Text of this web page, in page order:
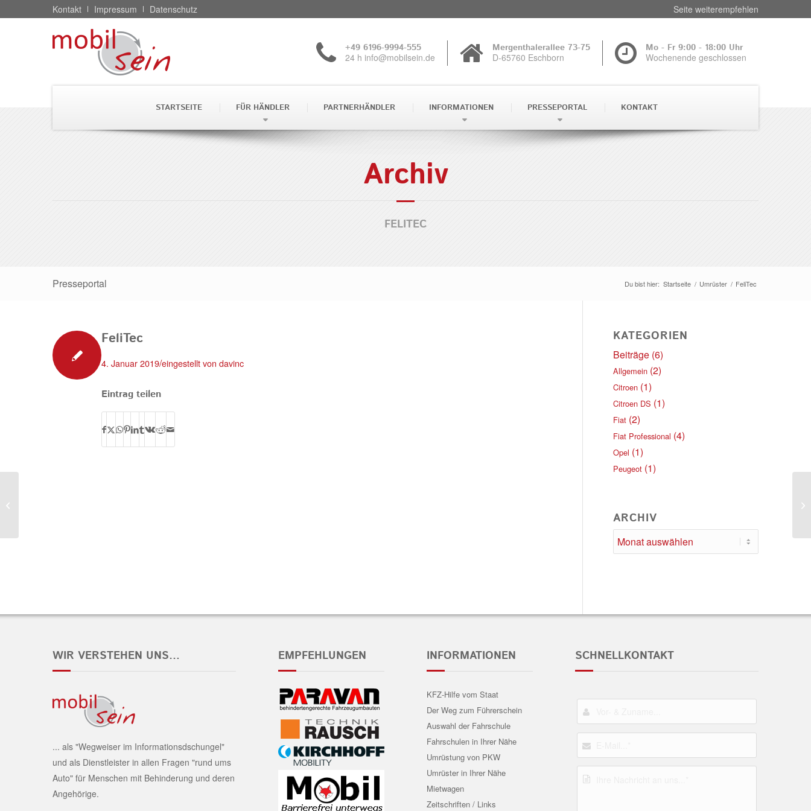
Kontakt Impressum Datenschutz Seite weiterempfehlen
+49 6196-9994-555
24 h info@mobilsein.de
Mergenthalerallee 73-75
D-65760 Eschborn
Mo - Fr 9:00 - 18:00 Uhr
Wochenende geschlossen
STARTSEITE FÜR HÄNDLER PARTNERHÄNDLER INFORMATIONEN PRESSEPORTAL KONTAKT
Archiv
FELITEC
Presseportal Du bist hier: Startseite / Umrüster / FeliTec
FeliTec
4. Januar 2019/eingestellt von davinc
Eintrag teilen
KATEGORIEN
Beiträge(6)
Allgemein(2)
Citroen(1)
Citroen DS (1)
Fiat(2)
Fiat Professional (4)
Opel (1)
Peugeot(1)
ARCHIV
WIR VERSTEHEN UNS…
... als "Wegweiser im Informationsdschungel"
und als Dienstleister in allen Fragen "rund ums
Auto" für Menschen mit Behinderung und deren
Angehörige.
EMPFEHLUNGEN INFORMATIONEN
KFZ-Hilfe vom Staat
Der Weg zum Führerschein
Auswahl der Fahrschule
Fahrschulen in Ihrer Nähe
Umrüstung von PKW
Umrüster in Ihrer Nähe
Mietwagen
Zeitschriften / Links
SCHNELLKONTAKT